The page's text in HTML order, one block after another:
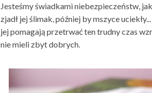
Jesteśmy świadkami niebezpieczeństw,
zjadł jej ślimak, później by mszyce
jej pomagają przetrwać ten trudny czas
nie mieli zbyt dobrych.